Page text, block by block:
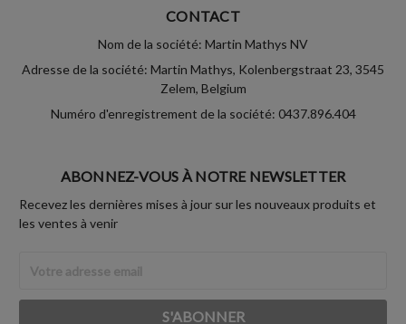
CONTACT
Nom de la société: Martin Mathys NV
Adresse de la société: Martin Mathys, Kolenbergstraat 23, 3545
Zelem, Belgium
Numéro d'enregistrement de la société: 0437.896.404
ABONNEZ-VOUS À NOTRE NEWSLETTER
Recevez les dernières mises à jour sur les nouveaux produits et
les ventes à venir
Email